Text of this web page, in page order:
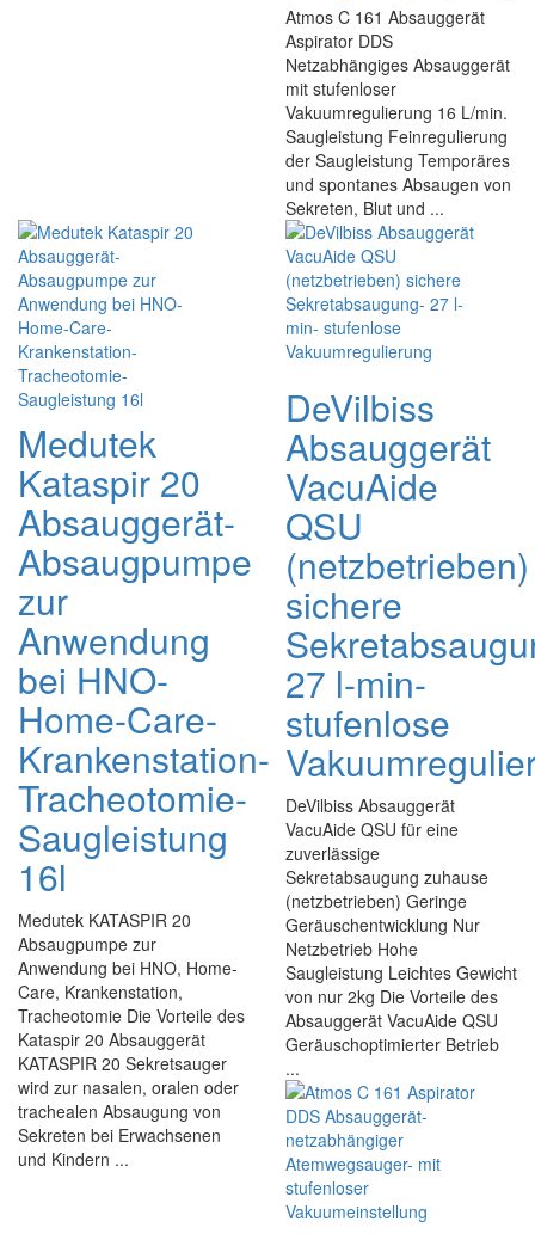
Atmos C 161 Absauggerät
Aspirator DDS
Netzabhängiges Absauggerät
mit stufenloser
Vakuumregulierung 16 L/min.
Saugleistung Feinregulierung
der Saugleistung Temporäres
und spontanes Absaugen von
Sekreten, Blut und ...
Medutek
Kataspir 20
Absauggerät-
Absaugpumpe
zur
Anwendung
bei HNO-
Home-Care-
Krankenstation-
Tracheotomie-
Saugleistung
16l
Medutek KATASPIR 20
Absaugpumpe zur
Anwendung bei HNO, Home-
Care, Krankenstation,
Tracheotomie Die Vorteile des
Kataspir 20 Absauggerät
KATASPIR 20 Sekretsauger
wird zur nasalen, oralen oder
trachealen Absaugung von
Sekreten bei Erwachsenen
und Kindern ...
DeVilbiss
Absauggerät
VacuAide
QSU
(netzbetrieben)
sichere
27 l-min-
stufenlose
DeVilbiss Absauggerät
VacuAide QSU für eine
zuverlässige
Sekretabsaugung zuhause
(netzbetrieben) Geringe
Geräuschentwicklung Nur
Netzbetrieb Hohe
Saugleistung Leichtes Gewicht
von nur 2kg Die Vorteile des
Absauggerät VacuAide QSU
Geräuschoptimierter Betrieb
...